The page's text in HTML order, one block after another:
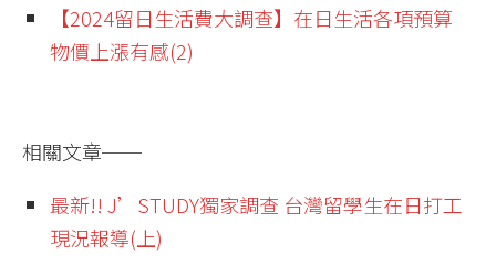
【2024留日生活費大調查】在日生活各項預算
物價上漲有感(2)
相關文章──
最新!! J’STUDY獨家調查 台灣留學生在日打工
現況報導(上)